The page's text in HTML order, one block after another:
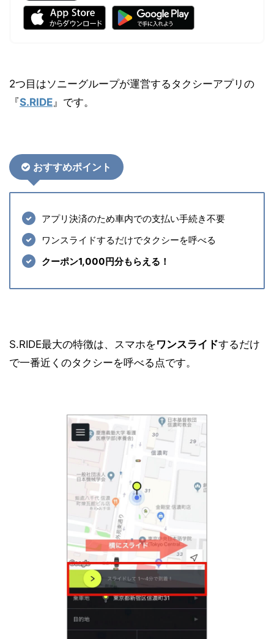
2つ目はソニーグループが運営するタクシーアプリの
『S.RIDE』です。
おすすめポイント
アプリ決済のため車内での支払い手続き不要
ワンスライドするだけでタクシーを呼べる
クーポン1,000円分もらえる！
S.RIDE最大の特徴は、スマホをワンスライドするだけ
で一番近くのタクシーを呼べる点です。